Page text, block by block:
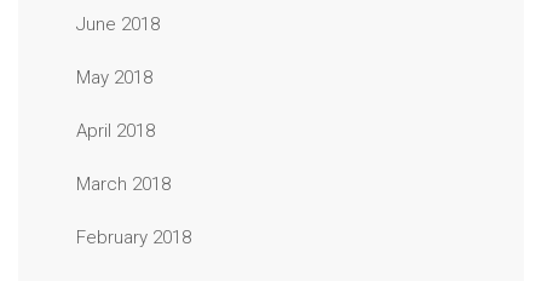
June 2018
May 2018
April 2018
March 2018
February 2018